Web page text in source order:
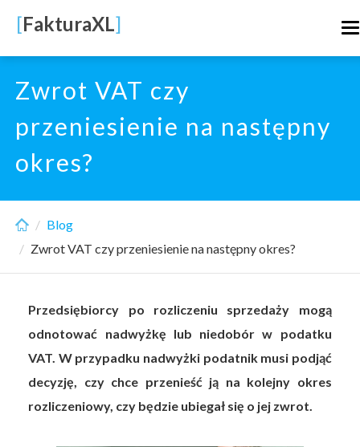
main
content
[FakturaXL]
Zwrot VAT czy
przeniesienie na następny
okres?
Blog
Zwrot VAT czy przeniesienie na następny okres?
Przedsiębiorcy po rozliczeniu sprzedaży mogą
odnotować nadwyżkę lub niedobór w podatku
VAT. W przypadku nadwyżki podatnik musi podjąć
decyzję, czy chce przenieść ją na kolejny okres
rozliczeniowy, czy będzie ubiegał się o jej zwrot.